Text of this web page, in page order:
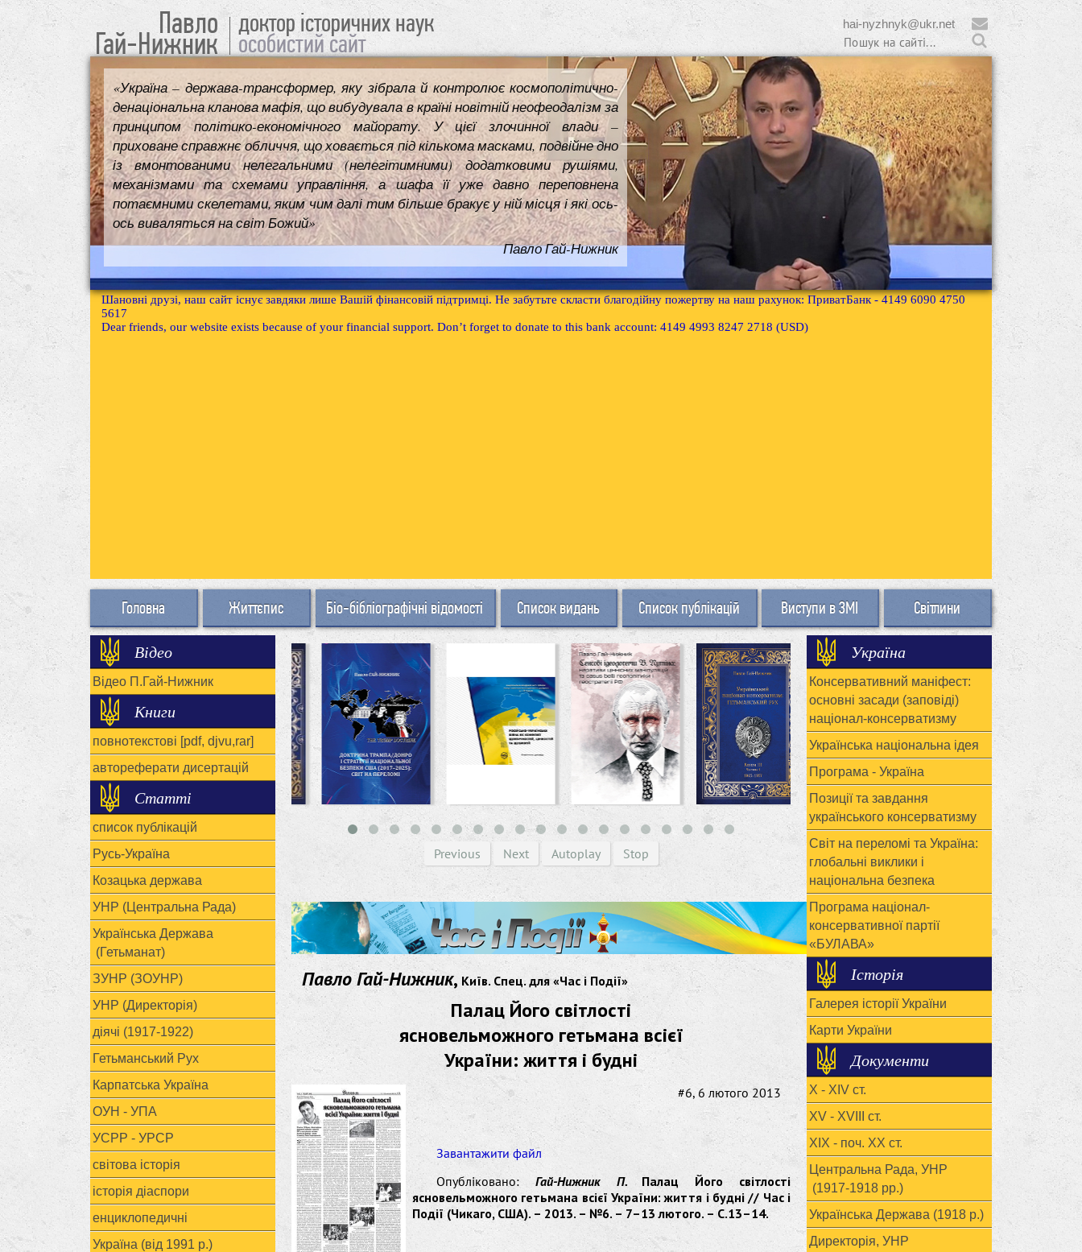
Павло
Гай-Нижник
доктор історичних наук
особистий сайт
hai-nyzhnyk@ukr.net
«Україна – держава-трансформер, яку зібрала й контролює космополітично-
денаціональна кланова мафія, що вибудувала в країні новітній неофеодалізм за
принципом політико-економічного майорату. У цієї злочинної влади –
приховане справжнє обличчя, що ховається під кількома масками, подвійне дно
із вмонтованими нелегальними (нелегітимними) додатковими рушіями,
механізмами та схемами управління, а шафа її уже давно переповнена
потаємними скелетами, яким чим далі тим більше бракує у ній місця і які ось-
ось виваляться на світ Божий»
Павло Гай-Нижник
Шановні друзі, наш сайт існує завдяки лише Вашій фінансовій підтримці. Не забутьте скласти благодійну пожертву на наш рахунок: ПриватБанк - 4149 6090 4750
5617
Dear friends, our website exists because of your financial support. Don’t forget to donate to this bank account: 4149 4993 8247 2718 (USD)
Головна Життєпис Біо-бібліографічні відомості Список видань Список публікацій Виступи в ЗМІ Світлини
Відео
Відео П.Гай-Нижник
Книги
повнотекстові [pdf, djvu,rar]
автореферати дисертацій
Статті
список публікацій
Русь-Україна
Козацька держава
УНР (Центральна Рада)
Українська Держава
(Гетьманат)
ЗУНР (ЗОУНР)
УНР (Директорія)
діячі (1917-1922)
Гетьманський Рух
Карпатська Україна
ОУН - УПА
УСРР - УРСР
світова історія
історія діаспори
енциклопедичні
Україна (від 1991 р.)
Previous Next Autoplay Stop
Павло Гай-Нижник, Київ. Спец. для «Час і Події»
Палац Його світлості
ясновельможного гетьмана всієї
України: життя і будні
#6, 6 лютого 2013
Завантажити файл
Опубліковано: Гай-Нижник П. Палац Його світлості
ясновельможного гетьмана всієї України: життя і будні // Час і
Події (Чикаго, США). – 2013. – №6. – 7–13 лютого. – С.13–14.
Україна
Консервативний маніфест:
основні засади (заповіді)
націонал-консерватизму
Українська національна ідея
Програма - Україна
Позиції та завдання
українського консерватизму
Світ на переломі та Україна:
глобальні виклики і
національна безпека
Програма націонал-
консервативної партії
«БУЛАВА»
Історія
Галерея історії України
Карти України
Документи
X - XIV ст.
XV - XVIII ст.
ХІХ - поч. ХХ ст.
Центральна Рада, УНР
(1917-1918 рр.)
Українська Держава (1918 р.)
Директорія, УНР